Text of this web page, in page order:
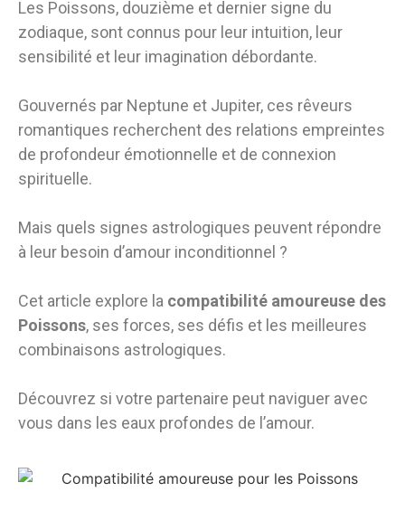
Les Poissons, douzième et dernier signe du
zodiaque, sont connus pour leur intuition, leur
sensibilité et leur imagination débordante.
Gouvernés par Neptune et Jupiter, ces rêveurs
romantiques recherchent des relations empreintes
de profondeur émotionnelle et de connexion
spirituelle.
Mais quels signes astrologiques peuvent répondre
à leur besoin d’amour inconditionnel ?
Cet article explore la compatibilité amoureuse des
Poissons, ses forces, ses défis et les meilleures
combinaisons astrologiques.
Découvrez si votre partenaire peut naviguer avec
vous dans les eaux profondes de l’amour.